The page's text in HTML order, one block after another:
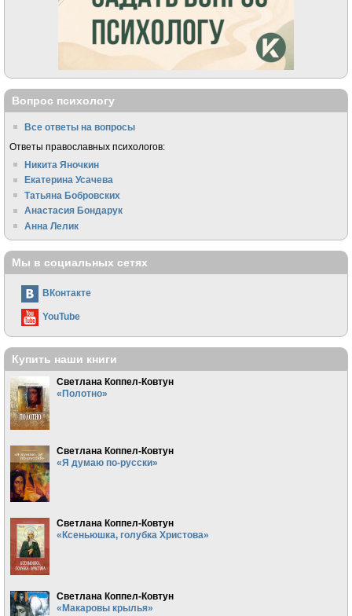
Вопрос психологу
Все ответы на вопросы
Ответы православных психологов:
Никита Яночкин
Екатерина Усачева
Татьяна Бобровских
Анастасия Бондарук
Анна Лелик
Мы в социальных сетях
ВКонтакте
YouTube
Купить наши книги
Светлана Коппел-Ковтун
«Полотно»
Светлана Коппел-Ковтун
«Я думаю по-русски»
Светлана Коппел-Ковтун
«Ксеньюшка, голубка Христова»
Светлана Коппел-Ковтун
«Макаровы крылья»